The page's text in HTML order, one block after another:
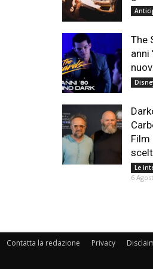
The
anni
Film
Le
6
Contatta la redazione Privacy